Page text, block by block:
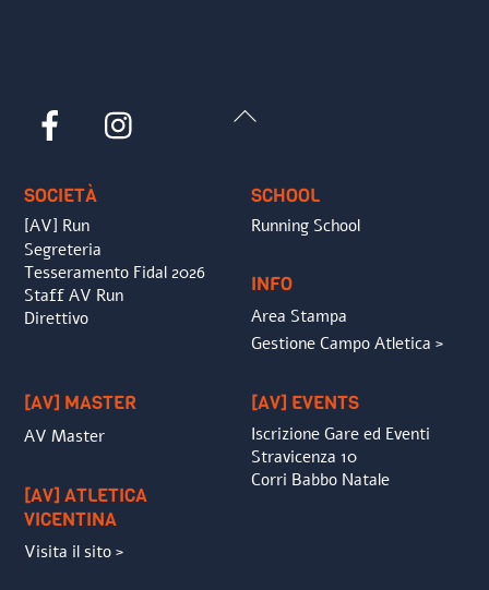
Back
Facebook
SOCIETÀ
[AV] Run
Segreteria
Tesseramento Fidal 2026
Staff AV Run
Direttivo
SCHOOL
Running School
INFO
Area Stampa
Gestione Campo Atletica >
[AV] MASTER
AV Master
[AV] ATLETICA
VICENTINA
Visita il sito >
[AV] EVENTS
Iscrizione Gare ed Eventi
Stravicenza 10
Corri Babbo Natale